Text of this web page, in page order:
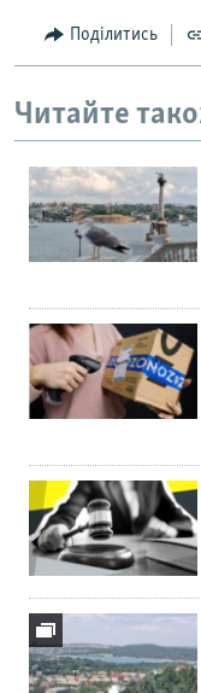
Поділитись
Читайте